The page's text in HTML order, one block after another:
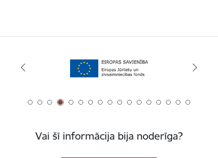
Vai šī informācija bija noderīga?